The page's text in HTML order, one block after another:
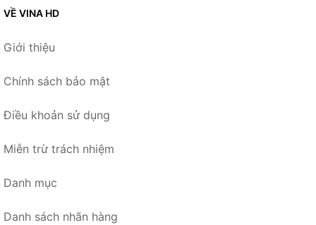
VỀ VINA HD
Giới thiệu
Chính sách bảo mật
Điều khoản sử dụng
Miễn trừ trách nhiệm
Danh mục
Danh sách nhãn hàng